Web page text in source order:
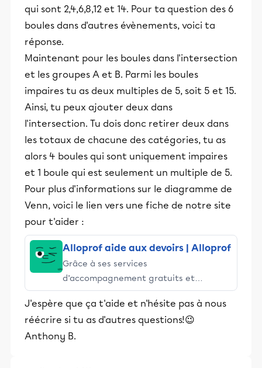
qui sont 2,4,6,8,12 et 14. Pour ta question des 6
boules dans d'autres évènements, voici ta
réponse.
Maintenant pour les boules dans l'intersection
et les groupes A et B. Parmi les boules
impaires tu as deux multiples de 5, soit 5 et 15.
Ainsi, tu peux ajouter deux dans
l'intersection. Tu dois donc retirer deux dans
les totaux de chacune des catégories, tu as
alors 4 boules qui sont uniquement impaires
et 1 boule qui est seulement un multiple de 5.
Pour plus d'informations sur le diagramme de
Venn, voici le lien vers une fiche de notre site
pour t'aider :
Alloprof aide aux devoirs | Alloprof
Grâce à ses services
d’accompagnement gratuits et
stimulants, Alloprof engage les élèves
et leurs parents dans la réussite
éducative.
J'espère que ça t'aide et n'hésite pas à nous
réécrire si tu as d'autres questions!😉
Anthony B.